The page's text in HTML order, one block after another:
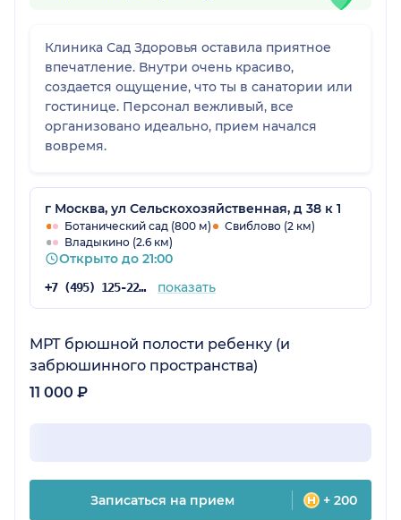
Клиника Сад Здоровья оставила приятное
впечатление. Внутри очень красиво,
создается ощущение, что ты в санатории или
гостинице. Персонал вежливый, все
организовано идеально, прием начался
вовремя.
г Москва, ул Сельскохозяйственная, д 38 к 1
Ботанический сад (800 м)
Свиблово (2 км)
Владыкино (2.6 км)
Открыто до 21:00
+7 (495) 125-22-10 показать
МРТ брюшной полости ребенку (и
забрюшинного пространства)
11 000 ₽
Записаться на прием + 200